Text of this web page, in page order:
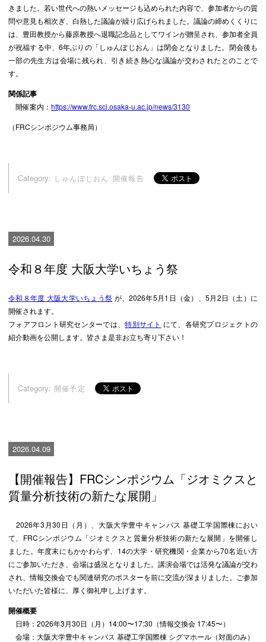
きました。若い世代への熱いメッセージも込められた内容で、参加者からの質
問や意見も相次ぎ、白熱した議論が繰り広げられました。議論の締めくくりに
は、豊田教授から藤原教授へ退職記念品としてワインが贈呈され、参加者全員
が祝福する中、6年ぶりの「しゅんぽじおん」は閉会となりました。閉会後も
一部の先生方は会場に残られ、引き続き熱心な議論が交わされたとのことで
す。
関係記事
開催案内： https://www.frc.sci.osaka-u.ac.jp/news/3130
（FRCシンポジウム事務局）
Category: しゅんぽじおん 開催報告
2026.04.30
令和８年度 大阪大学いちょう祭
令和８年度 大阪大学いちょう祭 が、2026年5月1日（金）、5月2日（土）に
開催されます。
フォアフロント研究センターでは、特別サイト にて、各研究プロジェクトの
紹介動画を公開します。皆さま是非お立ち寄り下さい！
Category: 開催予定
2026.04.09
【開催報告】FRCシンポジウム「ジオミクスと
質量分析技術の新たな展開」
2026年3月30日（月）、大阪大学豊中キャンパス 基礎工学国際棟におい
て、FRCシンポジウム「ジオミクスと質量分析技術の新たな展開」を開催し
ました。年度末にもかかわらず、14の大学・研究機関・企業から70名近い方
にご参加いただき、会場は盛況となりました。講演会場では活発な議論が交わ
され、情報交換会でも関連研究のポスターを前に交流が深まりました。ご参加
いただいた皆様に、厚く御礼申し上げます。
開催概要
日時：2026年3月30日（月）14:00〜17:30（情報交換会 17:45〜）
会場：大阪大学豊中キャンパス 基礎工学国際棟 シグマホール（対面のみ）